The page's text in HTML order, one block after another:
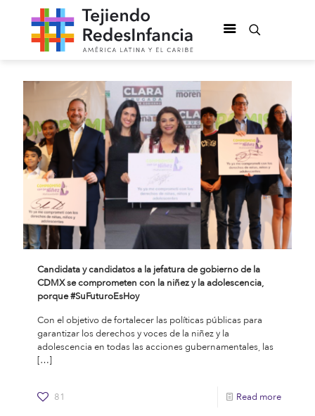
Candidata y candidatos a la jefatura de gobierno de la
CDMX se comprometen con la niñez y la adolescencia,
porque #SuFuturoEsHoy
Con el objetivo de fortalecer las políticas públicas para
garantizar los derechos y voces de la niñez y la
adolescencia en todas las acciones gubernamentales, las
[…]
81 Read more